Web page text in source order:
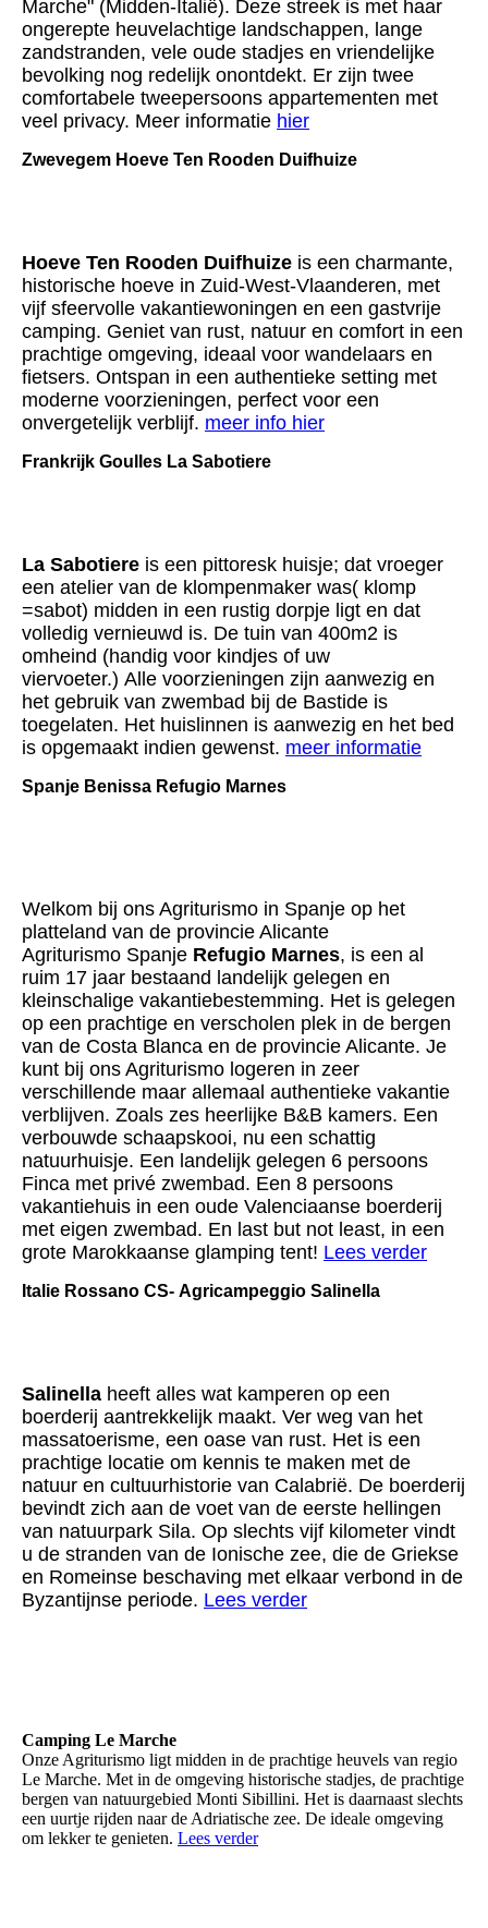
Marche" (Midden-Italië). Deze streek is met haar
ongerepte heuvelachtige landschappen, lange
zandstranden, vele oude stadjes en vriendelijke
bevolking nog redelijk onontdekt. Er zijn twee
comfortabele tweepersoons appartementen met
veel privacy. Meer informatie hier
Zwevegem Hoeve Ten Rooden Duifhuize
Hoeve Ten Rooden Duifhuize is een charmante,
historische hoeve in Zuid-West-Vlaanderen, met
vijf sfeervolle vakantiewoningen en een gastvrije
camping. Geniet van rust, natuur en comfort in een
prachtige omgeving, ideaal voor wandelaars en
fietsers. Ontspan in een authentieke setting met
moderne voorzieningen, perfect voor een
onvergetelijk verblijf. meer info hier
Frankrijk Goulles La Sabotiere
La Sabotiere is een pittoresk huisje; dat vroeger
een atelier van de klompenmaker was( klomp
=sabot) midden in een rustig dorpje ligt en dat
volledig vernieuwd is. De tuin van 400m2 is
omheind (handig voor kindjes of uw
viervoeter.) Alle voorzieningen zijn aanwezig en
het gebruik van zwembad bij de Bastide is
toegelaten. Het huislinnen is aanwezig en het bed
is opgemaakt indien gewenst. meer informatie
Spanje Benissa Refugio Marnes
Welkom bij ons Agriturismo in Spanje op het
platteland van de provincie Alicante
Agriturismo Spanje Refugio Marnes, is een al
ruim 17 jaar bestaand landelijk gelegen en
kleinschalige vakantiebestemming. Het is gelegen
op een prachtige en verscholen plek in de bergen
van de Costa Blanca en de provincie Alicante. Je
kunt bij ons Agriturismo logeren in zeer
verschillende maar allemaal authentieke vakantie
verblijven. Zoals zes heerlijke B&B kamers. Een
verbouwde schaapskooi, nu een schattig
natuurhuisje. Een landelijk gelegen 6 persoons
Finca met privé zwembad. Een 8 persoons
vakantiehuis in een oude Valenciaanse boerderij
met eigen zwembad. En last but not least, in een
grote Marokkaanse glamping tent! Lees verder
Italie Rossano CS- Agricampeggio Salinella
Salinella heeft alles wat kamperen op een
boerderij aantrekkelijk maakt. Ver weg van het
massatoerisme, een oase van rust. Het is een
prachtige locatie om kennis te maken met de
natuur en cultuurhistorie van Calabrië. De boerderij
bevindt zich aan de voet van de eerste hellingen
van natuurpark Sila. Op slechts vijf kilometer vindt
u de stranden van de Ionische zee, die de Griekse
en Romeinse beschaving met elkaar verbond in de
Byzantijnse periode. Lees verder
Camping Le Marche
Onze Agriturismo ligt midden in de prachtige heuvels van regio
Le Marche. Met in de omgeving historische stadjes, de prachtige
bergen van natuurgebied Monti Sibillini. Het is daarnaast slechts
een uurtje rijden naar de Adriatische zee. De ideale omgeving
om lekker te genieten. Lees verder